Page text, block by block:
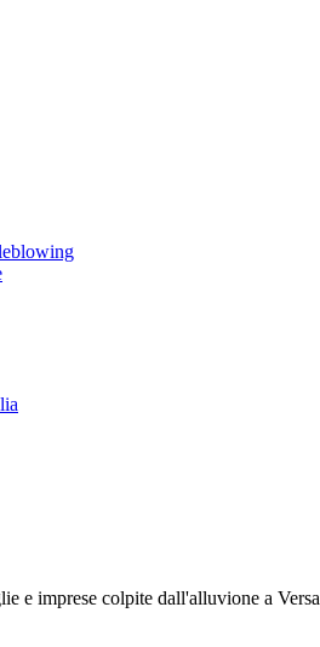
e imprese colpite dall'alluvione a Versa